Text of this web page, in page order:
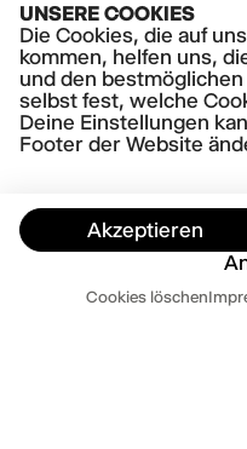
UNSERE COOKIES
Die Cookies, die auf
kommen, helfen uns,
und den
selbst fest, welche
Deine Einstellungen
Footer der Website
Akzeptieren
Cookies löschen
Termine
Abschicken